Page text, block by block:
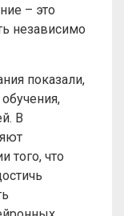
– это
независимо
показали,
В
того, что